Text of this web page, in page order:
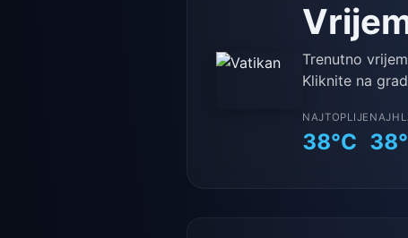
Trenutno
Kliknite na
NAJTOPLIJE
38°C